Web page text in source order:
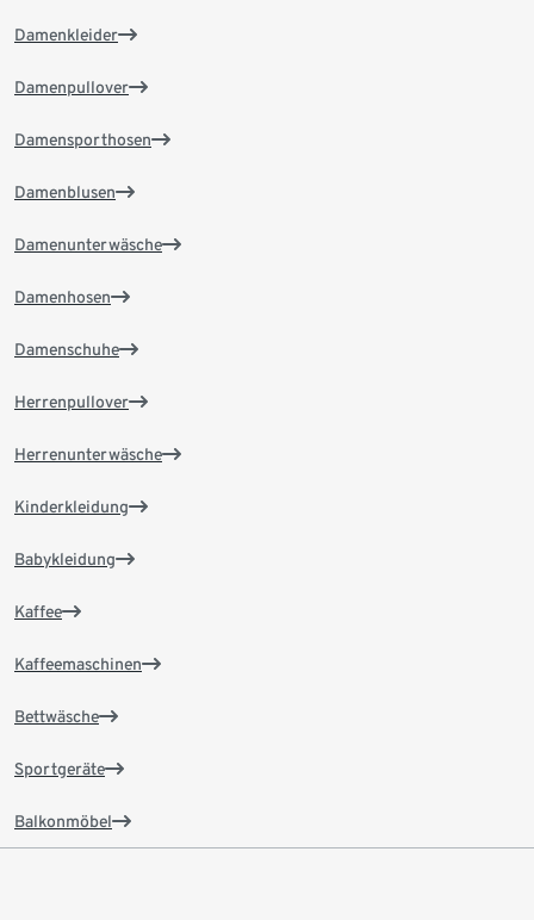
Damenkleider
Damenpullover
Damensporthosen
Damenblusen
Damenunterwäsche
Damenhosen
Damenschuhe
Herrenpullover
Herrenunterwäsche
Kinderkleidung
Babykleidung
Kaffee
Kaffeemaschinen
Bettwäsche
Sportgeräte
Balkonmöbel